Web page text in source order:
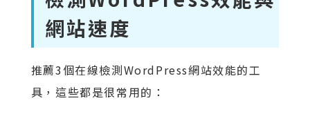
網站速度
推薦3個在線檢測WordPress網站效能的工
具，這些都是很常用的：